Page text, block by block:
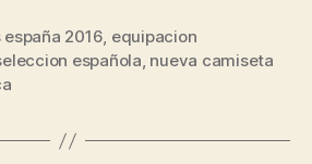
2016, equipacion
española, nueva camiseta